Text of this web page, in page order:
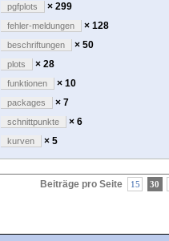
pgfplots × 299
fehler-meldungen × 128
beschriftungen × 50
plots × 28
funktionen × 10
packages × 7
schnittpunkte × 6
kurven × 5
Beiträge pro Seite 15 30